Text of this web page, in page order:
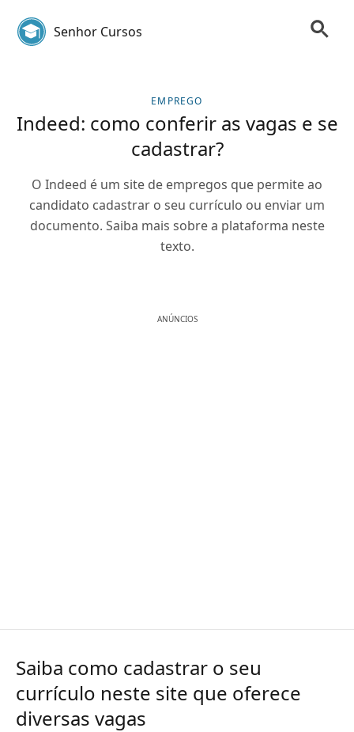
Senhor Cursos
EMPREGO
Indeed: como conferir as vagas e se
cadastrar?
O Indeed é um site de empregos que permite ao
candidato cadastrar o seu currículo ou enviar um
documento. Saiba mais sobre a plataforma neste
texto.
ANÚNCIOS
Saiba como cadastrar o seu
currículo neste site que oferece
diversas vagas